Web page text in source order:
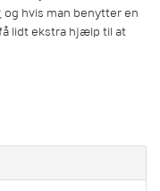
og hvis man benytter en
lidt ekstra hjælp til at